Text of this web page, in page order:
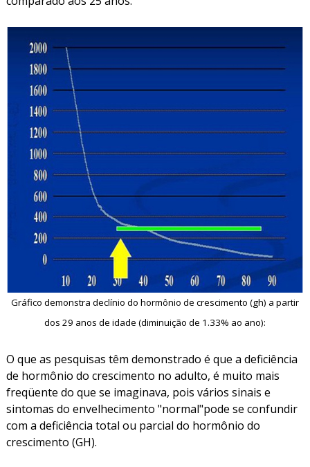
Gráfico demonstra declínio do hormônio de crescimento (gh) a partir
dos 29 anos de idade (diminuição de 1.33% ao ano):
O que as pesquisas têm demonstrado é que a deficiência
de hormônio do crescimento no adulto, é muito mais
freqüente do que se imaginava, pois vários sinais e
sintomas do envelhecimento "normal"pode se confundir
com a deficiência total ou parcial do hormônio do
crescimento (GH).